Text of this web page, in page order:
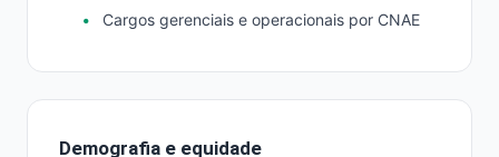
Cargos gerenciais e operacionais por CNAE
Demografia e equidade